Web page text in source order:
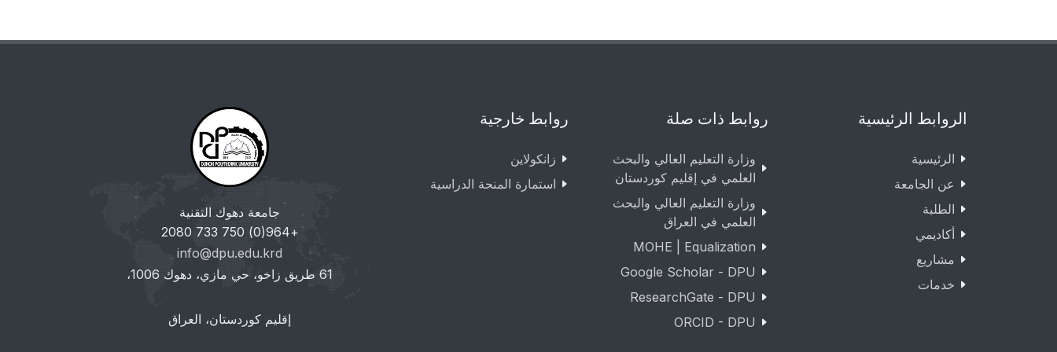
الروابط الرئيسية
الرئيسية
عن الجامعة
الطلبة
أكاديمي
مشاريع
خدمات
روابط ذات صلة
وزارة التعليم العالي والبحث
العلمي في إقليم كوردستان
وزارة التعليم العالي والبحث
العلمي في العراق
MOHE | Equalization
Google Scholar - DPU
ResearchGate - DPU
ORCID - DPU
روابط خارجية
زانکولاین
استمارة المنحة الدراسية
جامعة دهوك التقنية
+964(0) 750 733 2080
info@dpu.edu.krd
61 طريق زاخو، حي مازي، دهوك 1006،
إقليم كوردستان، العراق